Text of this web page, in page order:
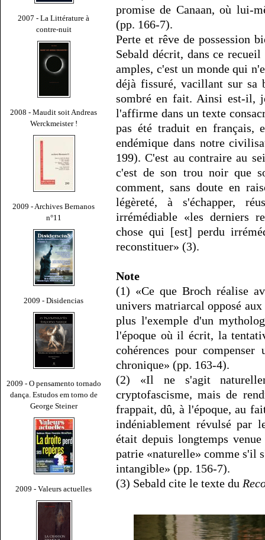
2007 - La Littérature à
contre-nuit
2008 - Maudit soit Andreas
Werckmeister !
2009 - Archives Bernanos
n°11
2009 - Disidencias
2009 - O pensamento tornado
dança. Estudos em torno de
George Steiner
2009 - Valeurs actuelles
promise de Canaan, où lui-
(pp. 166-7).
Perte et rêve de possession
Sebald décrit, dans ce
amples, c'est un monde qui
déjà fissuré, vacillant sur sa
sombré en fait. Ainsi est-il,
l'affirme dans un texte
pas été traduit en français,
endémique dans notre
199). C'est au contraire au
c'est de son trou noir que
comment, sans doute en
légèreté, à s'échapper,
irrémédiable «les derniers
chose qui [est] perdu
reconstituer» (3).
Note
(1) «Ce que Broch réalise
univers matriarcal opposé
plus l'exemple d'un
l'époque où il écrit, la
cohérences pour
chronique» (pp. 163-4).
(2) «Il ne s'agit
cryptofascisme, mais de
frappait, dû, à l'époque, au
indéniablement révulsé par
était depuis longtemps
patrie «naturelle» comme s'il
intangible» (pp. 156-7).
(3) Sebald cite le texte du